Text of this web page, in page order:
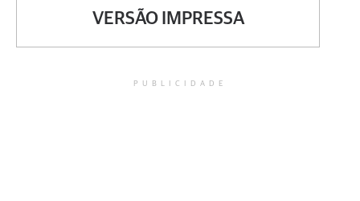
VERSÃO IMPRESSA
PUBLICIDADE